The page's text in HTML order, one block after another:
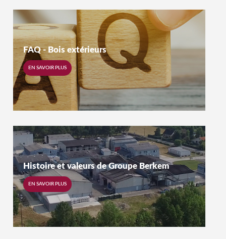
FAQ - Bois extérieurs
EN SAVOIR PLUS
Histoire et valeurs de Groupe Berkem
EN SAVOIR PLUS